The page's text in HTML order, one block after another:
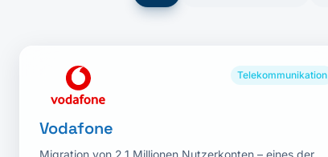
Telekommunikation
Vodafone
Migration von 2,1 Millionen Nutzerkonten – eines der